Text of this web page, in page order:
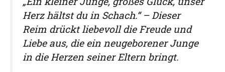
Herz hältst du in Schach.“ – Dieser
Reim drückt liebevoll die Freude und
Liebe aus, die ein neugeborener Junge
in die Herzen seiner Eltern bringt.